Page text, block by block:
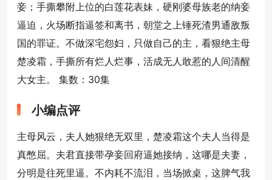
妾；手撕攀附上位的白莲花表妹，硬刚婆母族老的纳妾
逼迫，火场断指逼签和离书，朝堂之上锤死渣男通敌叛
国的罪证。不做深宅怨妇，只做自己的主，看狠绝主母
楚凌霜，手撕所有烂人烂事，活成无人敢惹的人间清醒
大女主。 集数：30集
小编点评
主母风云，夫人她狠绝无双里，楚凌霜这个夫人当得是
真憋屈。夫君直接带孕妾回府逼她接纳，这哪是夫妻，
分明是往死里逼。不内耗不流泪，当场掀桌，这脾气我